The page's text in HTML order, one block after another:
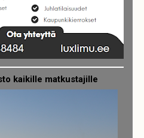
kaikille matkustajille